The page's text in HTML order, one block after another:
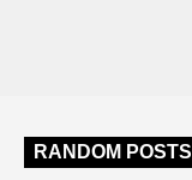
RANDOM POSTS